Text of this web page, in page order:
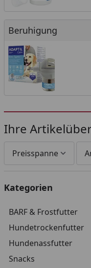
Beruhigung
Beruhigung
Ihre
Preisspanne
Kategorien
BARF & Frostfutter
Hundetrockenfutter
Hundenassfutter
Snacks